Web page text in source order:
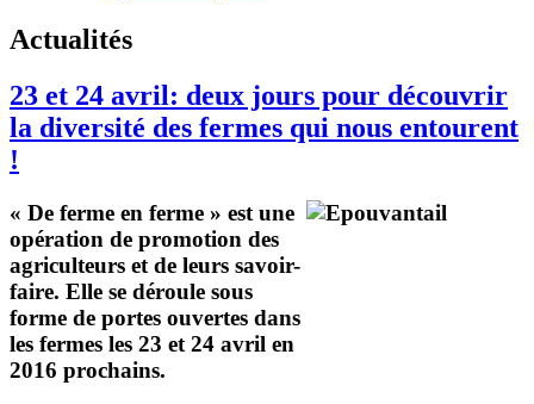
Actualités
23 et 24 avril: deux jours pour découvrir
la diversité des fermes qui nous entourent
!
« De ferme en ferme » est une
opération de promotion des
agriculteurs et de leurs savoir-
faire. Elle se déroule sous
forme de portes ouvertes dans
les fermes les 23 et 24 avril en
2016 prochains.